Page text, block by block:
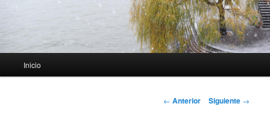
principal
Inicio
Navegación
← Anterior Siguiente →